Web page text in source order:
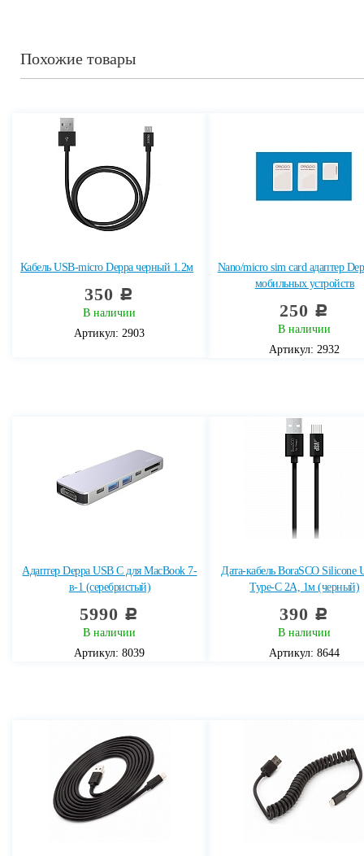
Похожие товары
Кабель USB-micro Deppa черный 1.2м
350 c
В наличии
Артикул: 2903
Nano/micro sim card адаптер
мобильных устройств
250 c
В наличии
Артикул: 2932
Адаптер Deppa USB C для MacBook 7-
в-1 (серебристый)
5990 c
В наличии
Артикул: 8039
Дата-кабель BoraSCO Silicone
Type-C 2А, 1м (черный)
390 c
В наличии
Артикул: 8644